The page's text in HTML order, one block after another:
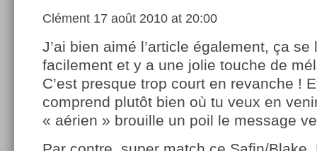
Clément 17 août 2010 at 20:00
J’ai bien aimé l’article également, ça se
facilement et y a une jolie touche de
C’est presque trop court en revanche !
comprend plutôt bien où tu veux en
« aérien » brouille un poil le message